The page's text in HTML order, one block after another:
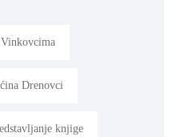
Drenovci
knjige